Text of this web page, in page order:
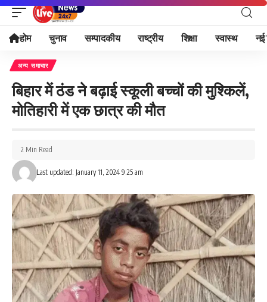
होम चुनाव सम्पादकीय राष्ट्रीय शिक्षा स्वास्थ नई
अन्य समाचार
बिहार में ठंड ने बढ़ाई स्कूली बच्चों की मुश्किलें,
मोतिहारी में एक छात्र की मौत
Last updated: January 11, 2024 9:25 am
2 Min Read